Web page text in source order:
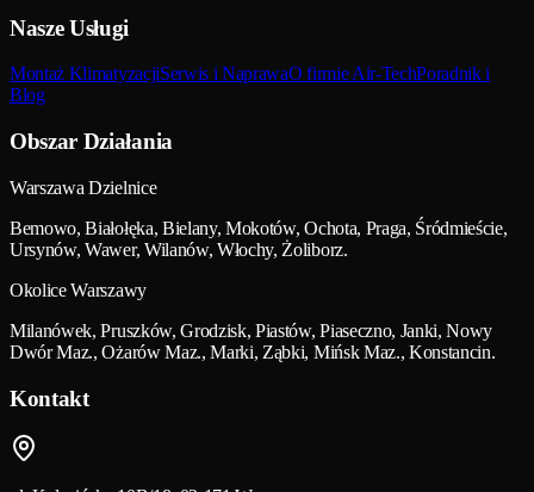
Nasze Usługi
Montaż KlimatyzacjiSerwis i NaprawaO firmie Air-TechPoradnik i
Blog
Obszar Działania
Warszawa Dzielnice
Bemowo, Białołęka, Bielany, Mokotów, Ochota, Praga, Śródmieście,
Ursynów, Wawer, Wilanów, Włochy, Żoliborz.
Okolice Warszawy
Milanówek, Pruszków, Grodzisk, Piastów, Piaseczno, Janki, Nowy
Dwór Maz., Ożarów Maz., Marki, Ząbki, Mińsk Maz., Konstancin.
Kontakt